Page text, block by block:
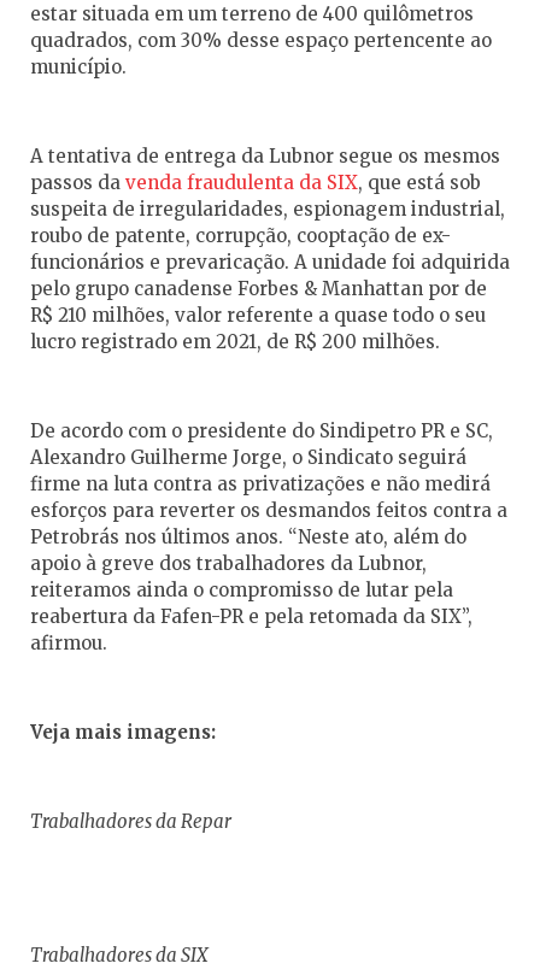
estar situada em um terreno de 400 quilômetros
quadrados, com 30% desse espaço pertencente ao
município.
A tentativa de entrega da Lubnor segue os mesmos
passos da venda fraudulenta da SIX, que está sob
suspeita de irregularidades, espionagem industrial,
roubo de patente, corrupção, cooptação de ex-
funcionários e prevaricação. A unidade foi adquirida
pelo grupo canadense Forbes & Manhattan por de
R$ 210 milhões, valor referente a quase todo o seu
lucro registrado em 2021, de R$ 200 milhões.
De acordo com o presidente do Sindipetro PR e SC,
Alexandro Guilherme Jorge, o Sindicato seguirá
firme na luta contra as privatizações e não medirá
esforços para reverter os desmandos feitos contra a
Petrobrás nos últimos anos. “Neste ato, além do
apoio à greve dos trabalhadores da Lubnor,
reiteramos ainda o compromisso de lutar pela
reabertura da Fafen-PR e pela retomada da SIX”,
afirmou.
Veja mais imagens:
Trabalhadores da Repar
Trabalhadores da SIX